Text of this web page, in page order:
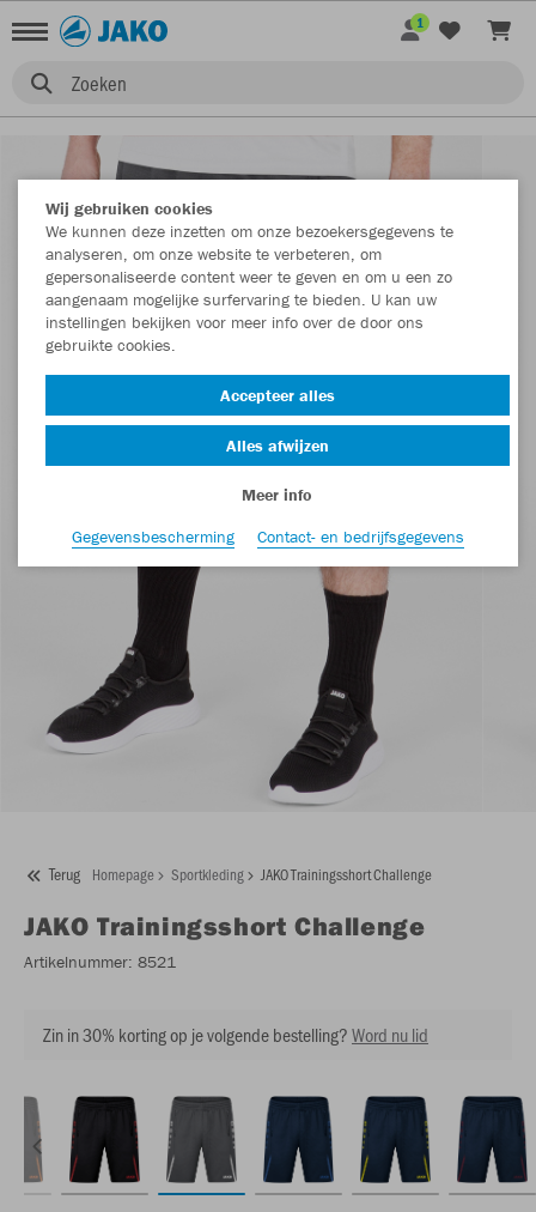
Zoeken
1
Terug Homepage Sportkleding JAKO Trainingsshort Challenge
JAKO Trainingsshort Challenge
Artikelnummer: 8521
Zin in 30% korting op je volgende bestelling?Word nu lid
Wij gebruiken cookies
We kunnen deze inzetten om onze bezoekersgegevens te
analyseren, om onze website te verbeteren, om
gepersonaliseerde content weer te geven en om u een zo
aangenaam mogelijke surfervaring te bieden. U kan uw
instellingen bekijken voor meer info over de door ons
gebruikte cookies.
Accepteer alles
Alles afwijzen
Meer info
Gegevensbescherming
Contact- en bedrijfsgegevens